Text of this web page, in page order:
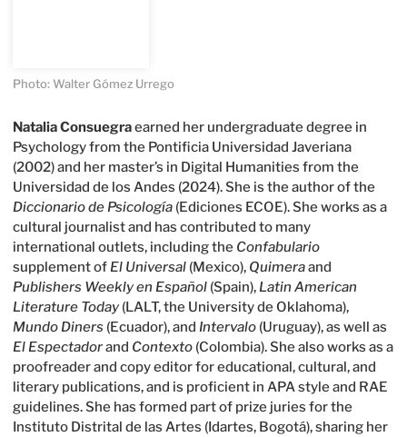
Photo: Walter Gómez Urrego
Natalia Consuegraearned her undergraduate degree in
Psychology from the Pontificia Universidad Javeriana
(2002) and her master’s in Digital Humanities from the
Universidad de los Andes (2024). She is the author of the
Diccionario de Psicología (Ediciones ECOE). She works as a
cultural journalist and has contributed to many
international outlets, including the Confabulario
supplement ofEl Universal (Mexico), Quimeraand
Publishers Weekly en Español (Spain),Latin American
Literature Today(LALT, the University de Oklahoma),
Mundo Diners (Ecuador), andIntervalo (Uruguay), as well as
El Espectadorand Contexto (Colombia). She also works as a
proofreader and copy editor for educational, cultural, and
literary publications, and is proficient in APA style and RAE
guidelines. She has formed part of prize juries for the
Instituto Distrital de las Artes (Idartes, Bogotá), sharing her